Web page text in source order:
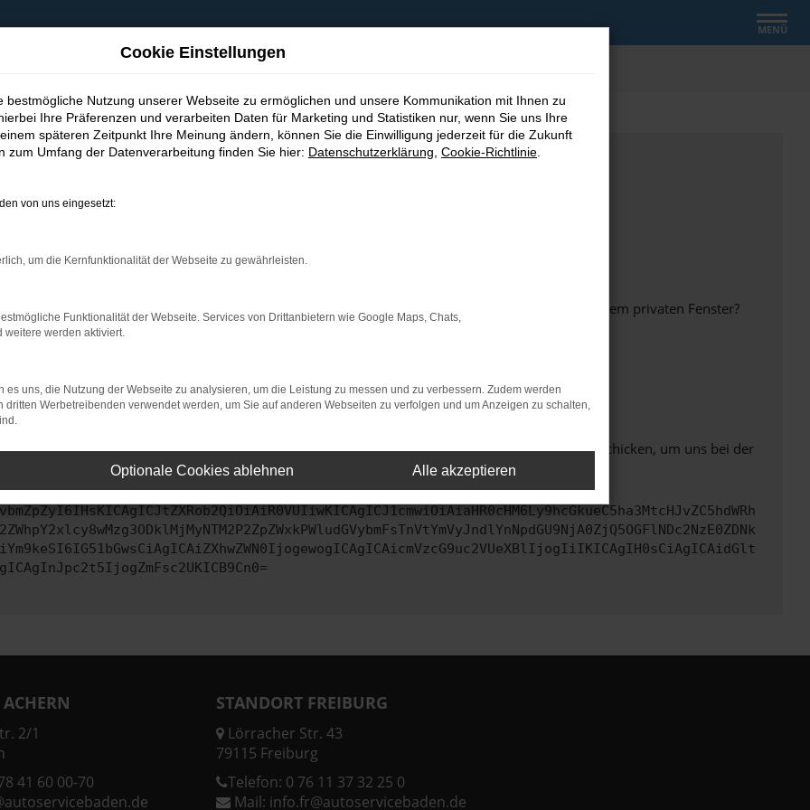
MENÜ
bestimmter Seiten verhindern. Funktioniert die Seite in einem anderen Browser oder in einem privaten Fenster?
beheben.
auf dem neuesten Stand sind.
kann auch dazu führen, dass bestimmte Funktionen nicht mehr unterstützt werden.
uns bitte. Wir werden versuchen, das Problem zu beheben. Du kannst uns diesen Text schicken, um uns bei der
2/1
41 60 00-70
STANDORT FREIBURG
Lörracher Str. 43
79115 Freiburg
Telefon: 0 76 11 37 32 25 0
Mail: info.fr@autoservicebaden.de
Cookie Einstellungen
bestmögliche Nutzung unserer Webseite zu ermöglichen und unsere Kommunikation mit Ihnen zu
Ihre Präferenzen und verarbeiten Daten für Marketing und Statistiken nur, wenn Sie uns Ihre
späteren Zeitpunkt Ihre Meinung ändern, können Sie die Einwilligung jederzeit für die Zukunft
zum Umfang der Datenverarbeitung finden Sie hier: Datenschutzerklärung Cookie-Richtlinie
von uns eingesetzt:
um die Kernfunktionalität der Webseite zu gewährleisten.
Funktionalität der Webseite. Services von Drittanbietern wie Google Maps, Chats,
weitere werden aktiviert.
es uns, die Nutzung der Webseite zu analysieren, um die Leistung zu messen und zu verbessern. Zudem werden
dritten Werbetreibenden verwendet werden, um Sie auf anderen Webseiten zu verfolgen und um Anzeigen zu schalten,
Optionale Cookies ablehnen Alle akzeptieren